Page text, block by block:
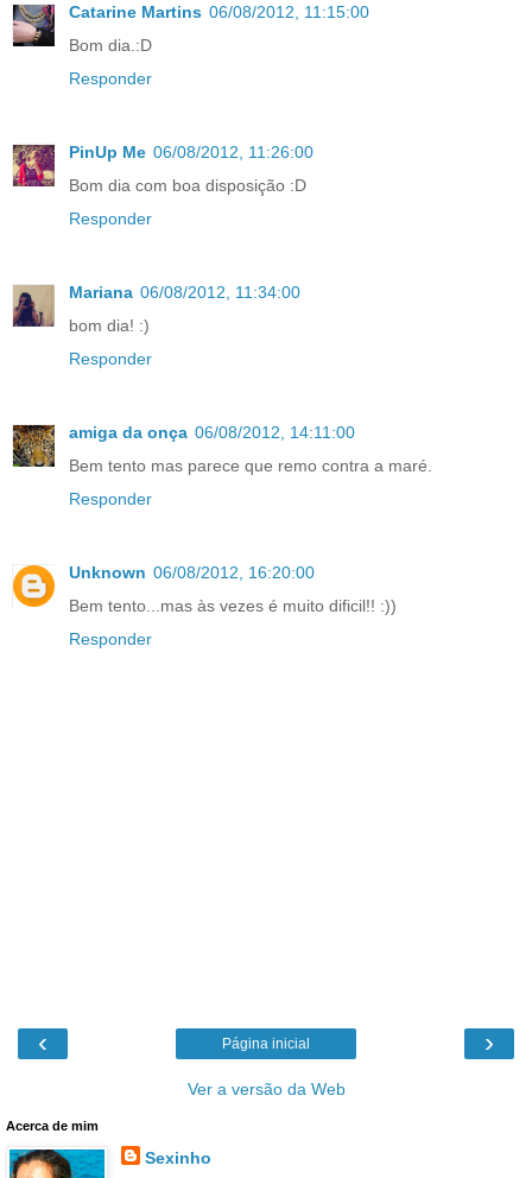
Catarine Martins 06/08/2012, 11:15:00
Bom dia.:D
Responder
PinUp Me 06/08/2012, 11:26:00
Bom dia com boa disposição :D
Responder
Mariana 06/08/2012, 11:34:00
bom dia! :)
Responder
amiga da onça 06/08/2012, 14:11:00
Bem tento mas parece que remo contra a maré.
Responder
Unknown 06/08/2012, 16:20:00
Bem tento...mas às vezes é muito dificil!! :))
Responder
‹ ›
Página inicial
Ver a versão da Web
Acerca de mim
Sexinho